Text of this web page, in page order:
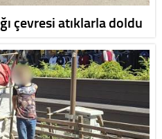
çevresi atıklarla doldu